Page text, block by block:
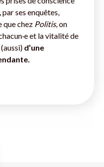
ses enquêtes,
que chez Politis, on
et la vitalité de
d’une